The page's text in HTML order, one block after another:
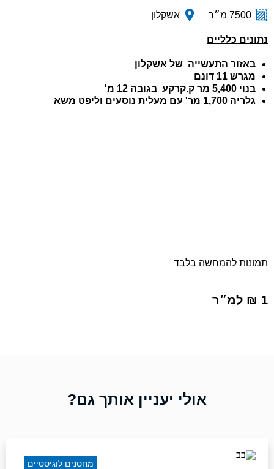
7500 מ״ר אשקלון
נתונים כלליים
באזור התעשייה של אשקלון
מגרש 11 דונם
בנוי 5,400 מר ק.קרקע בגובה 12 מ'
גלריה 1,700 מר' עם מעלית נוסעים וליפט משא
תמונות להמחשה בלבד
1 ₪ למ״ר
אולי יעניין אותך גם?
מחסנים לוגיסטיים